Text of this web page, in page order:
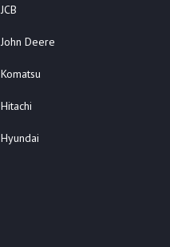
JCB
John Deere
Komatsu
Hitachi
Hyundai